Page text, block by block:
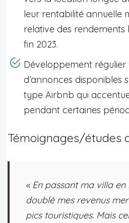
leur rentabilité annuelle
relative des rendements
fin 2023.
Développement
d’annonces disponibles
type Airbnb qui
pendant certaines
Témoignages/études
« En passant ma villa en
doublé mes revenus
pics touristiques. Mais